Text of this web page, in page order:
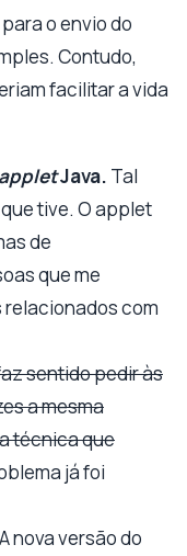
o envio do
Contudo,
facilitar a vida
appletJava. Tal
tive. O applet
de
que me
com
sentido pedir às
a mesma
técnica que
já foi
A nova versão do